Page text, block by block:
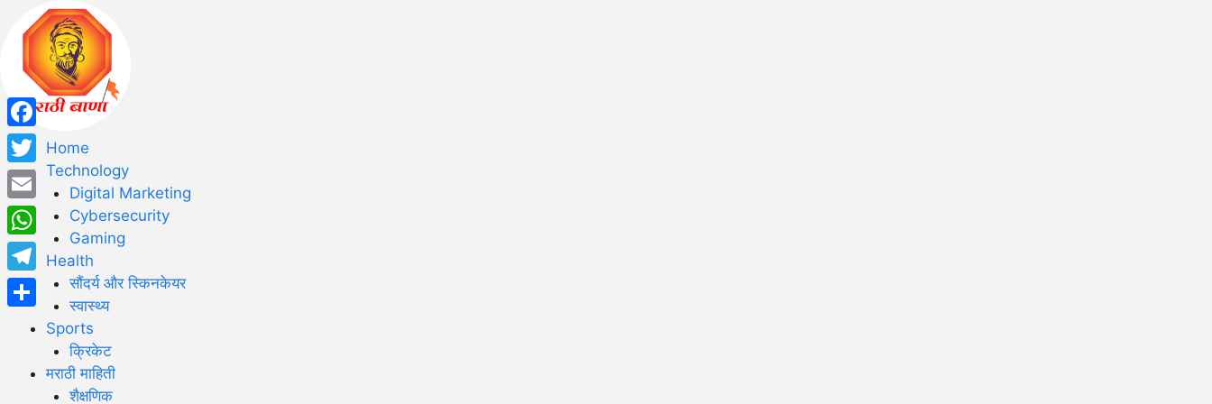
Home
Technology
Digital Marketing
Cybersecurity
Gaming
Health
सौंदर्य और स्किनकेयर
स्वास्थ्य
Sports
क्रिकेट
मराठी माहिती
शैक्षणिक
Facebook
Twitter
Email
WhatsApp
Telegram
Share